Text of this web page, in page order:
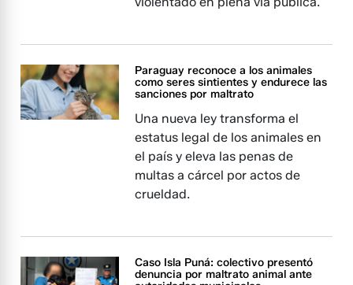
Paraguay reconoce a los animales
como seres sintientes y endurece las
sanciones por maltrato
Una nueva ley transforma el
estatus legal de los animales en
el país y eleva las penas de
multas a cárcel por actos de
crueldad.
Caso Isla Puná: colectivo presentó
denuncia por maltrato animal ante